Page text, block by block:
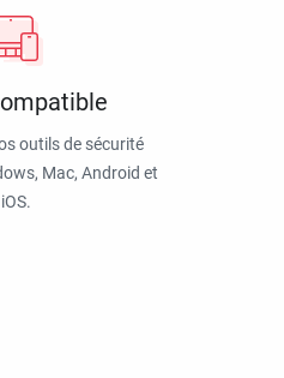
outils de sécurité
Mac, Android et
iOS.